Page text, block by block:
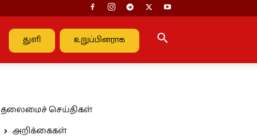
துளி உறுப்பினராக
தலைமைச் செய்திகள்
அறிக்கைகள்